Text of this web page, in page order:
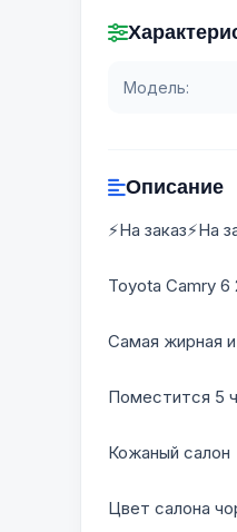
Модель:
Описание
⚡На заказ⚡На
Toyota Camry 6
Самая жирная
Поместится 5
Кожаный салон
Цвет салона